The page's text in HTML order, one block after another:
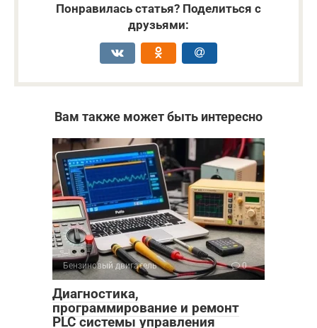
Понравилась статья? Поделиться с
друзьями:
Вам также может быть интересно
Бензиновый двигатель 0
Диагностика,
программирование и ремонт
PLC системы управления